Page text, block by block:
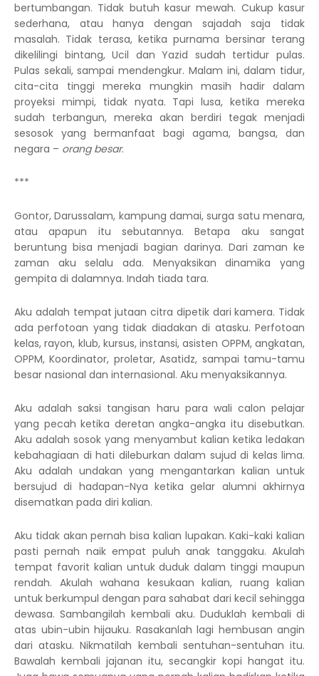
bertumbangan. Tidak butuh kasur mewah. Cukup kasur
sederhana, atau hanya dengan sajadah saja tidak
masalah. Tidak terasa, ketika purnama bersinar terang
dikelilingi bintang, Ucil dan Yazid sudah tertidur pulas.
Pulas sekali, sampai mendengkur. Malam ini, dalam tidur,
cita-cita tinggi mereka mungkin masih hadir dalam
proyeksi mimpi, tidak nyata. Tapi lusa, ketika mereka
sudah terbangun, mereka akan berdiri tegak menjadi
sesosok yang bermanfaat bagi agama, bangsa, dan
negara – orang besar.
***
Gontor, Darussalam, kampung damai, surga satu menara,
atau apapun itu sebutannya. Betapa aku sangat
beruntung bisa menjadi bagian darinya. Dari zaman ke
zaman aku selalu ada. Menyaksikan dinamika yang
gempita di dalamnya. Indah tiada tara.
Aku adalah tempat jutaan citra dipetik dari kamera. Tidak
ada perfotoan yang tidak diadakan di atasku. Perfotoan
kelas, rayon, klub, kursus, instansi, asisten OPPM, angkatan,
OPPM, Koordinator, proletar, Asatidz, sampai tamu-tamu
besar nasional dan internasional. Aku menyaksikannya.
Aku adalah saksi tangisan haru para wali calon pelajar
yang pecah ketika deretan angka-angka itu disebutkan.
Aku adalah sosok yang menyambut kalian ketika ledakan
kebahagiaan di hati dileburkan dalam sujud di kelas lima.
Aku adalah undakan yang mengantarkan kalian untuk
bersujud di hadapan-Nya ketika gelar alumni akhirnya
disematkan pada diri kalian.
Aku tidak akan pernah bisa kalian lupakan. Kaki-kaki kalian
pasti pernah naik empat puluh anak tanggaku. Akulah
tempat favorit kalian untuk duduk dalam tinggi maupun
rendah. Akulah wahana kesukaan kalian, ruang kalian
untuk berkumpul dengan para sahabat dari kecil sehingga
dewasa. Sambangilah kembali aku. Duduklah kembali di
atas ubin-ubin hijauku. Rasakanlah lagi hembusan angin
dari atasku. Nikmatilah kembali sentuhan-sentuhan itu.
Bawalah kembali jajanan itu, secangkir kopi hangat itu.